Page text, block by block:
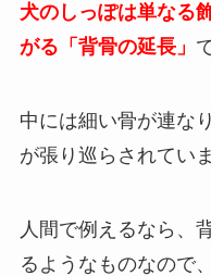
犬のしっぽは単なる
がる「背骨の延長」
中には細い骨が連な
が張り巡らされていま
人間で例えるなら、
るようなものなので